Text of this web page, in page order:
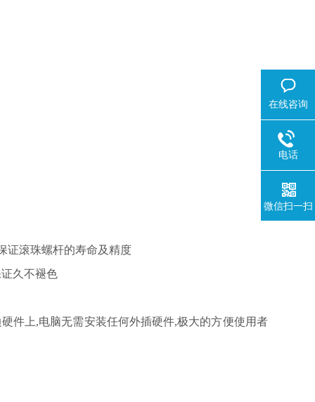
证滚珠螺杆的寿命及精度
久不褪色
件上,电脑无需安装任何外插硬件,极大的方便使用者
在线咨询
电话
微信扫一扫